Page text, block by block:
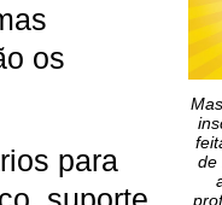
de
os
para